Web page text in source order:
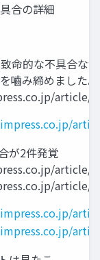
合の詳細
命的な不具合な
嚙み締めました
article/
が2件発覚
article/
article/